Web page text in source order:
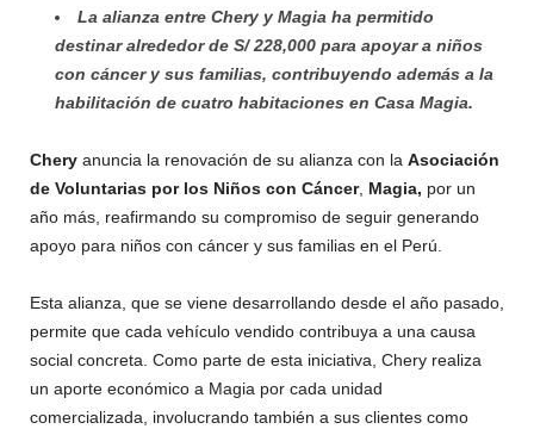
La alianza entre Chery y Magia ha permitido
destinar alrededor de S/ 228,000 para apoyar a niños
con cáncer y sus familias, contribuyendo además a la
habilitación de cuatro habitaciones en Casa Magia.
Chery anuncia la renovación de su alianza con la Asociación
de Voluntarias por los Niños con Cáncer, Magia, por un
año más, reafirmando su compromiso de seguir generando
apoyo para niños con cáncer y sus familias en el Perú.
Esta alianza, que se viene desarrollando desde el año pasado,
permite que cada vehículo vendido contribuya a una causa
social concreta. Como parte de esta iniciativa, Chery realiza
un aporte económico a Magia por cada unidad
comercializada, involucrando también a sus clientes como